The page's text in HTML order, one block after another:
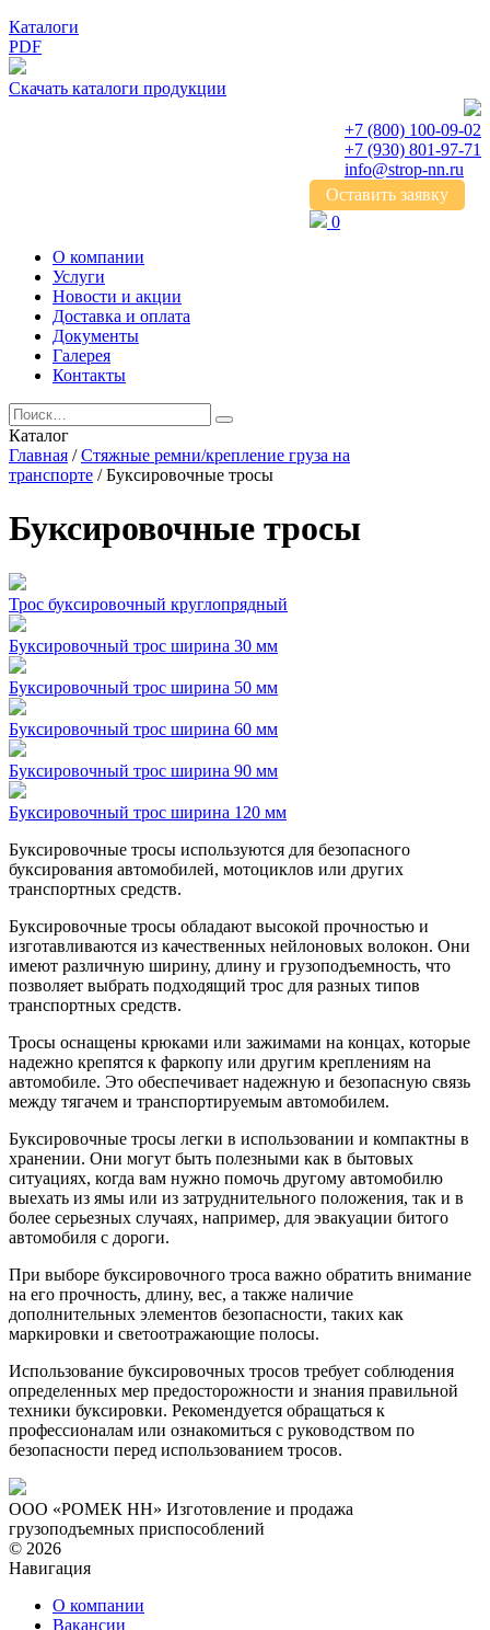
Каталоги
PDF
Скачать каталоги продукции
+7 (800) 100-09-02
+7 (930) 801-97-71
info@strop-nn.ru
Оставить заявку
0
О компании
Услуги
Новости и акции
Доставка и оплата
Документы
Галерея
Контакты
Каталог
Главная /Стяжные ремни/крепление груза на
транспорте / Буксировочные тросы
Буксировочные тросы
Трос буксировочный круглопрядный
Буксировочный трос ширина 30 мм
Буксировочный трос ширина 50 мм
Буксировочный трос ширина 60 мм
Буксировочный трос ширина 90 мм
Буксировочный трос ширина 120 мм
Буксировочные тросы используются для безопасного
буксирования автомобилей, мотоциклов или других
транспортных средств.
Буксировочные тросы обладают высокой прочностью и
изготавливаются из качественных нейлоновых волокон. Они
имеют различную ширину, длину и грузоподъемность, что
позволяет выбрать подходящий трос для разных типов
транспортных средств.
Тросы оснащены крюками или зажимами на концах, которые
надежно крепятся к фаркопу или другим креплениям на
автомобиле. Это обеспечивает надежную и безопасную связь
между тягачем и транспортируемым автомобилем.
Буксировочные тросы легки в использовании и компактны в
хранении. Они могут быть полезными как в бытовых
ситуациях, когда вам нужно помочь другому автомобилю
выехать из ямы или из затруднительного положения, так и в
более серьезных случаях, например, для эвакуации битого
автомобиля с дороги.
При выборе буксировочного троса важно обратить внимание
на его прочность, длину, вес, а также наличие
дополнительных элементов безопасности, таких как
маркировки и светоотражающие полосы.
Использование буксировочных тросов требует соблюдения
определенных мер предосторожности и знания правильной
техники буксировки. Рекомендуется обращаться к
профессионалам или ознакомиться с руководством по
безопасности перед использованием тросов.
ООО «РОМЕК НН» Изготовление и продажа
грузоподъемных приспособлений
© 2026
Навигация
О компании
Вакансии